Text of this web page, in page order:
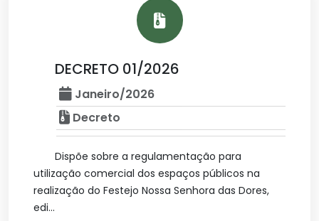
DECRETO 01/2026
Janeiro/2026
Decreto
Dispõe sobre a regulamentação para
utilização comercial dos espaços públicos na
realização do Festejo Nossa Senhora das Dores,
edi...